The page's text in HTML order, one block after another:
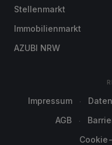
Stellenmarkt
Immobilienmarkt
AZUBI NRW
Impressum
AGB